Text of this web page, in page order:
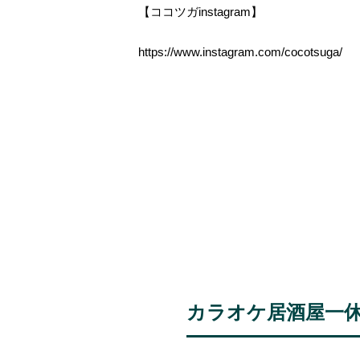
【ココツガinstagram】
https://www.instagram.com/cocotsuga/
カラオケ居酒屋一